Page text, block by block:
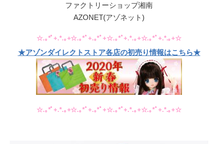
ファクトリーショップ湘南
AZONET(アゾネット)
☆.｡*ﾟ+.*.｡+☆.｡*ﾟ+.｡*ﾟ+☆.｡*ﾟ+.*.｡+☆.｡*ﾟ+.*.｡+☆
★アゾンダイレクトストア各店の初売り情報はこちら★
☆.｡*ﾟ+.*.｡+☆.｡*ﾟ+.｡*ﾟ+☆.｡*ﾟ+.*.｡+☆.｡*ﾟ+.*.｡+☆